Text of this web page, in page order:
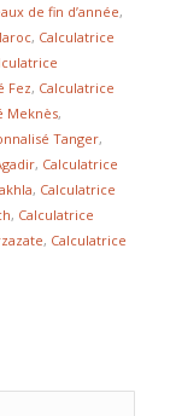
de fin d’année,
, Calculatrice
Fez, Calculatrice
Meknès,
Tanger,
, Calculatrice
, Calculatrice
, Calculatrice
, Calculatrice